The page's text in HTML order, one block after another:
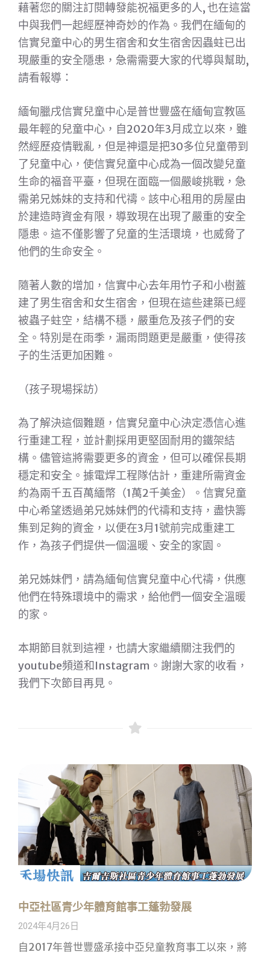
藉著您的關注訂閱轉發能祝福更多的人, 也在這當
中與我們一起經歷神奇妙的作為。我們在緬甸的
信實兒童中心的男生宿舍和女生宿舍因蟲蛀已出
現嚴重的安全隱患，急需需要大家的代導與幫助,
請看報導：
緬甸臘戌信實兒童中心是普世豐盛在緬甸宣教區
最年輕的兒童中心，自2020年3月成立以來，雖
然經歷疫情戰亂，但是神還是把30多位兒童帶到
了兒童中心，使信實兒童中心成為一個改變兒童
生命的福音平臺，但現在面臨一個嚴峻挑戰，急
需弟兄姊妹的支持和代禱。該中心租用的房屋由
於建造時資金有限，導致現在出現了嚴重的安全
隱患。這不僅影響了兒童的生活環境，也威脅了
他們的生命安全。
隨著人數的增加，信實中心去年用竹子和小樹蓋
建了男生宿舍和女生宿舍，但現在這些建築已經
被蟲子蛀空，結構不穩，嚴重危及孩子們的安
全。特別是在雨季，漏雨問題更是嚴重，使得孩
子的生活更加困難。
（孩子現場採訪）
為了解決這個難題，信實兒童中心決定憑信心進
行重建工程，並計劃採用更堅固耐用的鐵架結
構。儘管這將需要更多的資金，但可以確保長期
穩定和安全。據電焊工程隊估計，重建所需資金
約為兩千五百萬緬幣（1萬2千美金）。信實兒童
中心希望透過弟兄姊妹們的代禱和支持，盡快籌
集到足夠的資金，以便在3月1號前完成重建工
作，為孩子們提供一個溫暖、安全的家園。
弟兄姊妹們，請為緬甸信實兒童中心代禱，供應
他們在特殊環境中的需求，給他們一個安全溫暖
的家。
本期節目就到這裡，也請大家繼續關注我們的
youtube頻道和Instagram。謝謝大家的收看，
我們下次節目再見。
中亞社區青少年體育館事工蓬勃發展
2024年4月26日
自2017年普世豐盛承接中亞兒童教育事工以來，將